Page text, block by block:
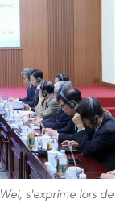
s'exprime lors de